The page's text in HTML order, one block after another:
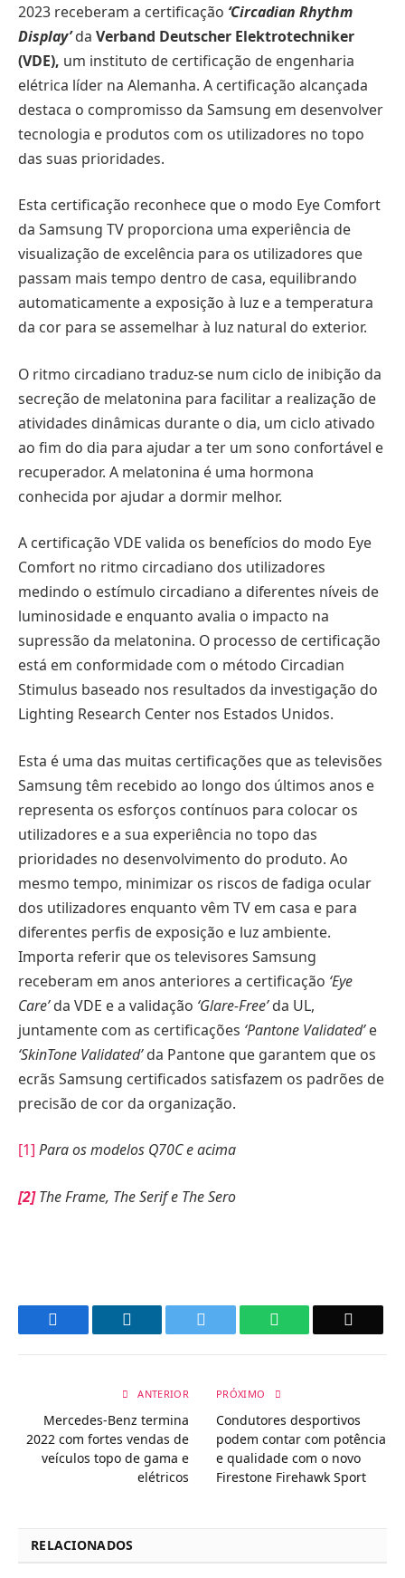
2023 receberam a certificação ‘Circadian Rhythm
Display’da Verband Deutscher Elektrotechniker
(VDE), um instituto de certificação de engenharia
elétrica líder na Alemanha. A certificação alcançada
destaca o compromisso da Samsung em desenvolver
tecnologia e produtos com os utilizadores no topo
das suas prioridades.
Esta certificação reconhece que o modo Eye Comfort
da Samsung TV proporciona uma experiência de
visualização de excelência para os utilizadores que
passam mais tempo dentro de casa, equilibrando
automaticamente a exposição à luz e a temperatura
da cor para se assemelhar à luz natural do exterior.
O ritmo circadiano traduz-se num ciclo de inibição da
secreção de melatonina para facilitar a realização de
atividades dinâmicas durante o dia, um ciclo ativado
ao fim do dia para ajudar a ter um sono confortável e
recuperador. A melatonina é uma hormona
conhecida por ajudar a dormir melhor.
A certificação VDE valida os benefícios do modo Eye
Comfort no ritmo circadiano dos utilizadores
medindo o estímulo circadiano a diferentes níveis de
luminosidade e enquanto avalia o impacto na
supressão da melatonina. O processo de certificação
está em conformidade com o método Circadian
Stimulus baseado nos resultados da investigação do
Lighting Research Center nos Estados Unidos.
Esta é uma das muitas certificações que as televisões
Samsung têm recebido ao longo dos últimos anos e
representa os esforços contínuos para colocar os
utilizadores e a sua experiência no topo das
prioridades no desenvolvimento do produto. Ao
mesmo tempo, minimizar os riscos de fadiga ocular
dos utilizadores enquanto vêm TV em casa e para
diferentes perfis de exposição e luz ambiente.
Importa referir que os televisores Samsung
receberam em anos anteriores a certificação ‘Eye
Care’da VDE e a validação ‘Glare-Free’da UL,
juntamente com as certificações ‘Pantone Validated’e
‘SkinTone Validated’da Pantone que garantem que os
ecrãs Samsung certificados satisfazem os padrões de
precisão de cor da organização.
[1] Para os modelos Q70C e acima
[2]The Frame, The Serif e The Sero
WhatsApp
ANTERIOR
Mercedes-Benz termina
2022 com fortes vendas de
veículos topo de gama e
elétricos
PRÓXIMO
Condutores desportivos
podem contar com potência
e qualidade com o novo
Firestone Firehawk Sport
RELACIONADOS